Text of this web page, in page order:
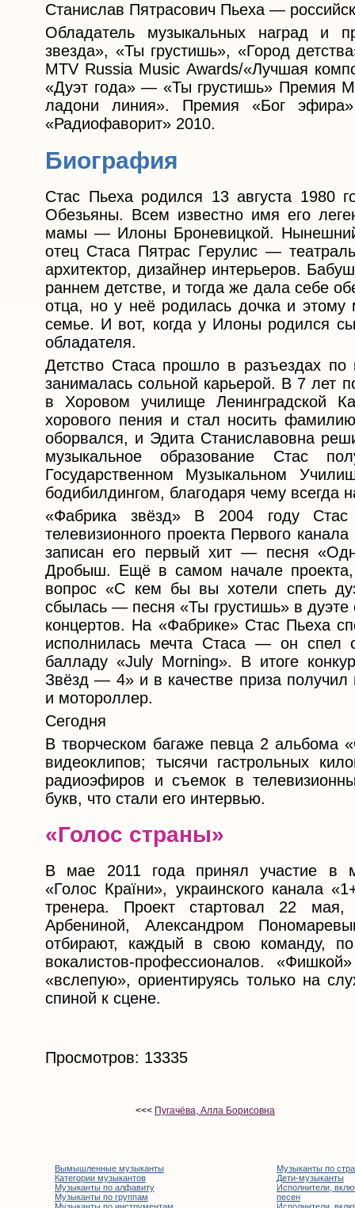
Станислав Пятрасович Пьеха —
Обладатель музыкальных наград и
звезда», «Ты грустишь», «Город
MTV Russia Music Awards/«Лучшая
«Дуэт года» — «Ты грустишь» Премия
ладони линия». Премия «Бог
«Радиофаворит» 2010.
Биография
Стас Пьеха родился 13 августа 1980
Обезьяны. Всем известно имя его
мамы — Илоны Броневицкой.
отец Стаса Пятрас Герулис —
архитектор, дизайнер интерьеров.
раннем детстве, и тогда же дала себе
отца, но у неё родилась дочка и
семье. И вот, когда у Илоны родился
обладателя.
Детство Стаса прошло в разъездах
занималась сольной карьерой. В 7 лет
в Хоровом училище Ленинградской
хорового пения и стал носить
оборвался, и Эдита Станиславовна
музыкальное образование Стас
Государственном Музыкальном
бодибилдингом, благодаря чему всегда
«Фабрика звёзд» В 2004 году
телевизионного проекта Первого
записан его первый хит — песня
Дробыш. Ещё в самом начале проекта,
вопрос «С кем бы вы хотели спеть
сбылась — песня «Ты грустишь» в
концертов. На «Фабрике» Стас Пьеха
исполнилась мечта Стаса — он спел
балладу «July Morning». В итоге
Звёзд — 4» и в качестве приза
и мотороллер.
Сегодня
В творческом багаже певца 2 альбома
видеоклипов; тысячи гастрольных
радиоэфиров и съемок в
букв, что стали его интервью.
«Голос страны»
В мае 2011 года принял участие в
«Голос Країни», украинского канала
тренера. Проект стартовал 22
Арбениной, Александром
отбирают, каждый в свою команду,
вокалистов-профессионалов.
«вслепую», ориентируясь только на
спиной к сцене.
Просмотров: 13335
<<< Пугачёва, Алла Борисовна
Вымышленные музыканты
Категории музыкантов
Музыканты по алфавиту
Музыканты по группам
Музыканты по
Дети-музыканты
Исполнители,
песен